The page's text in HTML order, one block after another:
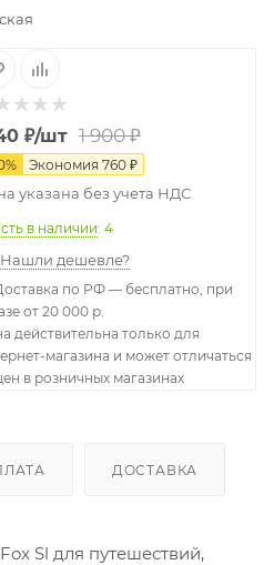
₽/шт 1 900₽
% Экономия 760₽
указана без учета НДС
в наличии: 4
Нашли дешевле?
по РФ — бесплатно, при
от 20 000 р.
действительна только для
магазина и может отличаться
в розничных магазинах
ДОСТАВКА
Sl для путешествий,